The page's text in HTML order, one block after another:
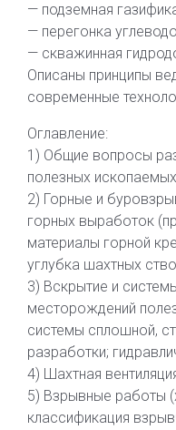
— подземная
— перегонка
— скважинная
Описаны принципы
современные
Оглавление:
1) Общие вопросы
полезных
2) Горные и
горных выработок
материалы горной
углубка шахтных
3) Вскрытие и
месторождений
системы сплошной,
разработки;
4) Шахтная
5) Взрывные работы
классификация